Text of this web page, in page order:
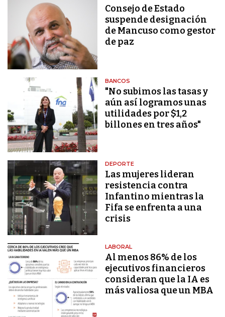
Consejo de Estado
suspende designación
de Mancuso como gestor
de paz
BANCOS
"No subimos las tasas y
aún así logramos unas
utilidades por $1,2
billones en tres años"
DEPORTE
Las mujeres lideran
resistencia contra
Infantino mientras la
Fifa se enfrenta a una
crisis
LABORAL
Al menos 86% de los
ejecutivos financieros
consideran que la IA es
más valiosa que un MBA